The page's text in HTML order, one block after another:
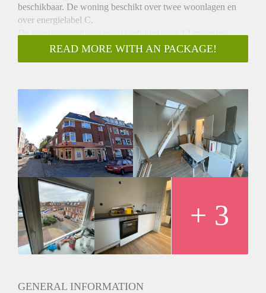
beschikbaar. De woning beschikt over twee woonlagen en
over energielabel C.
De woning wordt maximaal verhuurd voor 12 maanden.
Deze woning is gelegen in de wijk Helpman-West in
meerdere winkels aan de Verlengde Hereweg.
Het appartement bevindt zich op de tweede verdieping van
het pand, op deze verdieping is de afgesloten keuken, de
badkamer met douche en toilet en de woonkamer met open
trap naar de derde verdieping aanwezig. Op de derde
verdieping is de slaapkamer.
Huurprijs
De huurprijs bedraagt €827,14 per maand inclusief het
voorschot voor gas, water en elektra. Huurtoeslag is mogelijk
voor zij die daar voor in aanmerking komen.
READ MORE WITH AN PACKAGE!
+ 3
GENERAL INFORMATION